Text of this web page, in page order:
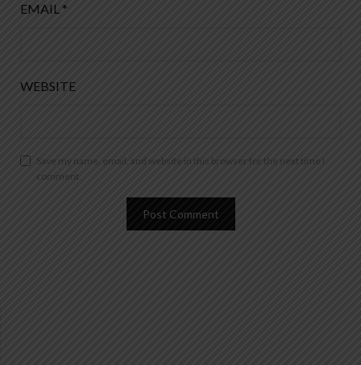
EMAIL *
WEBSITE
Save my name, email, and website in this browser for the next time I
comment.